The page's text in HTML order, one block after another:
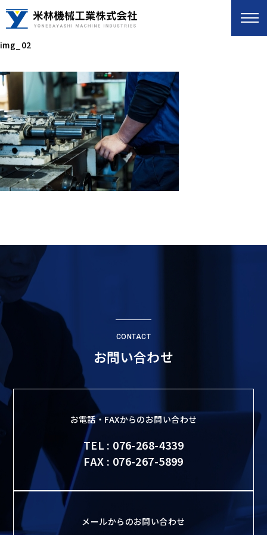
img_02
CONTACT
お問い合わせ
お電話・FAXからのお問い合わせ
TEL : 076-268-4339
FAX : 076-267-5899
メールからのお問い合わせ